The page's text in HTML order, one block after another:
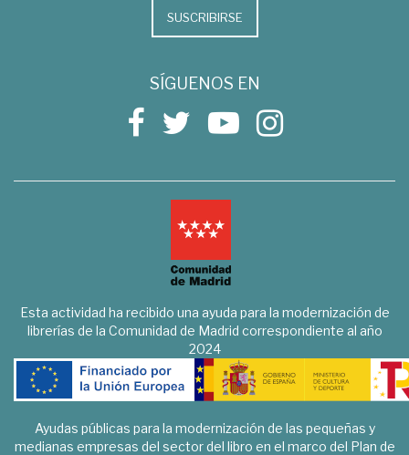
SUSCRIBIRSE
SÍGUENOS EN
Esta actividad ha recibido una ayuda para la modernización de
librerías de la Comunidad de Madrid correspondiente al año
2024
Ayudas públicas para la modernización de las pequeñas y
medianas empresas del sector del libro en el marco del Plan de